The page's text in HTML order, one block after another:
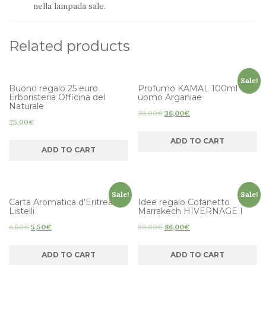
nella lampada sale.
Related products
Buono regalo 25 euro
Erboristeria Officina del
Naturale
25,00€
ADD TO CART
Sale!
Profumo KAMAL 100ml
uomo Arganiae
38,00€ 36,00€
ADD TO CART
Sale!
Carta Aromatica d’Eritrea –
Listelli
6,50€ 5,50€
ADD TO CART
Sale!
Idee regalo Cofanetto
Marrakech HIVERNAGE I
89,00€ 86,00€
ADD TO CART